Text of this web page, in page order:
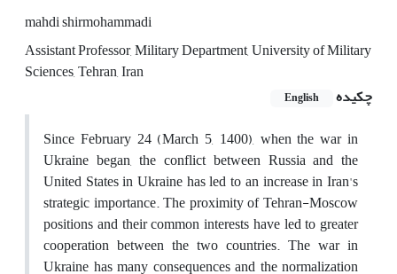
mahdi shirmohammadi
Assistant Professor, Military Department, University of Military
Sciences, Tehran, Iran
چکیده
English
Since February 24 (March 5, 1400), when the war in
Ukraine began, the conflict between Russia and the
United States in Ukraine has led to an increase in Iran's
strategic importance. The proximity of Tehran-Moscow
positions and their common interests have led to greater
cooperation between the two countries. The war in
Ukraine has many consequences and the normalization